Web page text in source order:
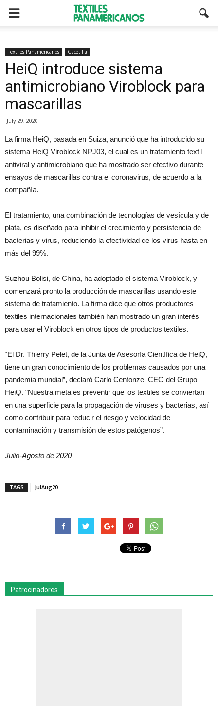
Textiles Panamericanos Gacetilla
HeiQ introduce sistema
antimicrobiano Viroblock para
mascarillas
July 29, 2020
La firma HeiQ, basada en Suiza, anunció que ha introducido su
sistema HeiQ Viroblock NPJ03, el cual es un tratamiento textil
antiviral y antimicrobiano que ha mostrado ser efectivo durante
ensayos de mascarillas contra el coronavirus, de acuerdo a la
compañía.
El tratamiento, una combinación de tecnologías de vesícula y de
plata, es diseñado para inhibir el crecimiento y persistencia de
bacterias y virus, reduciendo la efectividad de los virus hasta en
más del 99%.
Suzhou Bolisi, de China, ha adoptado el sistema Viroblock, y
comenzará pronto la producción de mascarillas usando este
sistema de tratamiento. La firma dice que otros productores
textiles internacionales también han mostrado un gran interés
para usar el Viroblock en otros tipos de productos textiles.
“El Dr. Thierry Pelet, de la Junta de Asesoría Científica de HeiQ,
tiene un gran conocimiento de los problemas causados por una
pandemia mundial”, declaró Carlo Centonze, CEO del Grupo
HeiQ. “Nuestra meta es preventir que los textiles se conviertan
en una superficie para la propagación de viruses y bacterias, así
como contribuir para reducir el riesgo y velocidad de
contaminación y transmisión de estos patógenos”.
Julio-Agosto de 2020
TAGS JulAug20
Patrocinadores